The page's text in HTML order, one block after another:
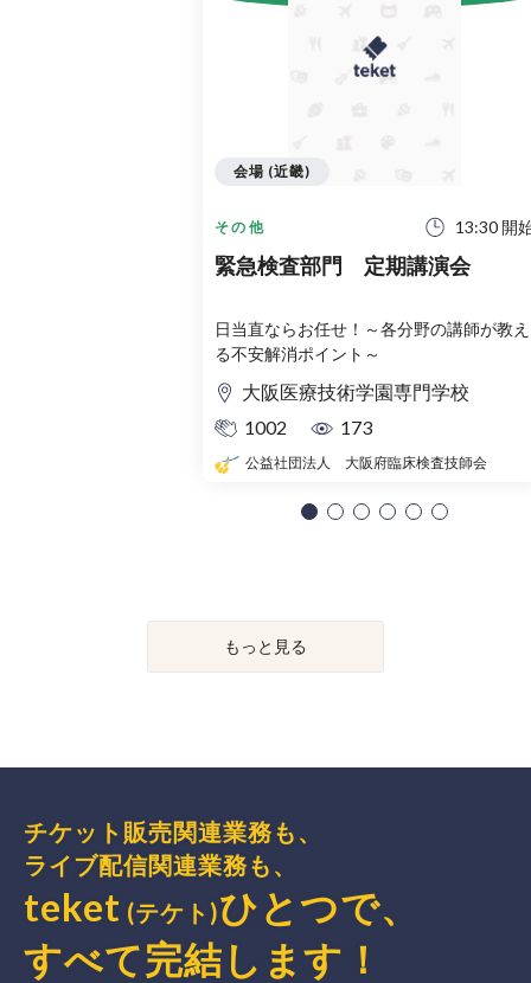
その他 13:30 開
緊急検査部門 定期講演会
日当直ならお任せ！～各分野の講師が教え
る不安解消ポイント～
大阪医療技術学園専門学校
1002
173
公益社団法人 大阪府臨床検査技師会
会場 (近畿)
もっと見る
チケット販売関連業務も、
ライブ配信関連業務も、
teket (テケト)ひとつで、
すべて完結 します ！